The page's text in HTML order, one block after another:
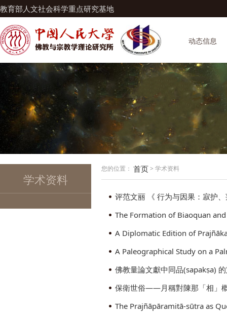
教育部人文社会科学重点研究基地
动态信息
学术资料
您的位置： 首页> 学术资料
佛教量論文獻中同品(sapakṣa)
保衛世俗——月稱對陳那「相」
The Prajñāpāramitā-sūtra as